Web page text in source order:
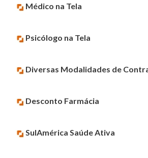
Médico na Tela
Psicólogo na Tela
Diversas Modalidades de
Desconto Farmácia
SulAmérica Saúde Ativa